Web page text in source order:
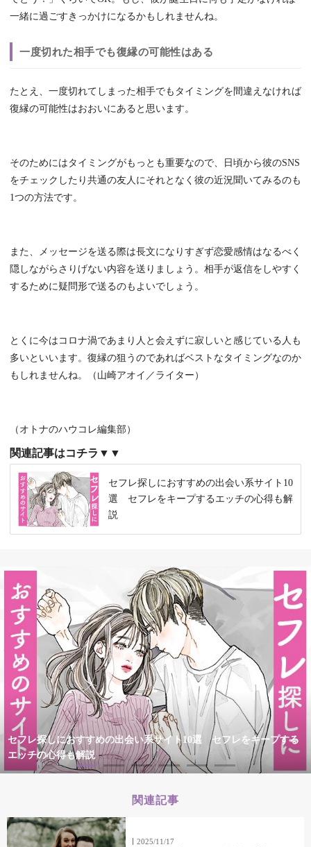
一緒に過ごすきっかけになるかもしれませんね。
一度切れた相手でも復縁の可能性はある
たとえ、一度切れてしまった相手でもタイミングを間違えなければ
復縁の可能性はおおいにあると思います。
そのためにはタイミングがもっとも重要なので、日頃から彼のSNS
をチェックしたり共通の友人にそれとなく彼の近況聞いてみるのも
1つの方法です。
また、メッセージを送る際は長文になりすぎず恋愛感情はなるべく
隠しながらさりげない内容を送りましょう。相手が返信をしやすく
するために疑問形で送るのもよいでしょう。
とくに今はコロナ渦であまり人と会えずに寂しいと感じている人も
多いといいます。復縁の狙うのであればベストなタイミングなのか
もしれませんね。（山崎アオイ／ライター）
（オトナのハウコレ編集部）
関連記事はコチラ▼▼
セフレ探しにおすすめの出会い系サイト10
選 セフレをキープするエッチの心得も解
説
セフレ探しにおすすめの出会い系サイト10選 セフレをキープする
エッチの心得も解説
関連記事
2025/11/17